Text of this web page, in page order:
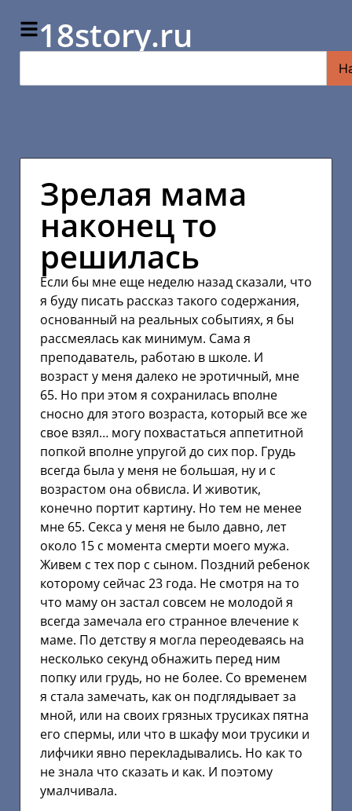
18story.ru
Зрелая мама
наконец то
решилась
Если бы мне еще неделю назад сказали, что
я буду писать рассказ такого содержания,
основанный на реальных событиях, я бы
рассмеялась как минимум. Сама я
преподаватель, работаю в школе. И
возраст у меня далеко не эротичный, мне
65. Но при этом я сохранилась вполне
сносно для этого возраста, который все же
свое взял… могу похвастаться аппетитной
попкой вполне упругой до сих пор. Грудь
всегда была у меня не большая, ну и с
возрастом она обвисла. И животик,
конечно портит картину. Но тем не менее
мне 65. Секса у меня не было давно, лет
около 15 с момента смерти моего мужа.
Живем с тех пор с сыном. Поздний ребенок
которому сейчас 23 года. Не смотря на то
что маму он застал совсем не молодой я
всегда замечала его странное влечение к
маме. По детству я могла переодеваясь на
несколько секунд обнажить перед ним
попку или грудь, но не более. Со временем
я стала замечать, как он подглядывает за
мной, или на своих грязных трусиках пятна
его спермы, или что в шкафу мои трусики и
лифчики явно перекладывались. Но как то
не знала что сказать и как. И поэтому
умалчивала.